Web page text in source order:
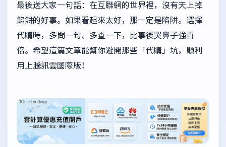
最後送大家一句話：在互聯網的世界裡，沒有天上掉
餡餅的好事。如果看起來太好，那一定是陷阱。選擇
代購時，多問一句、多查一下，比事後哭鼻子強百
倍。希望這篇文章能幫你避開那些「代購」坑，順利
用上騰訊雲國際版！